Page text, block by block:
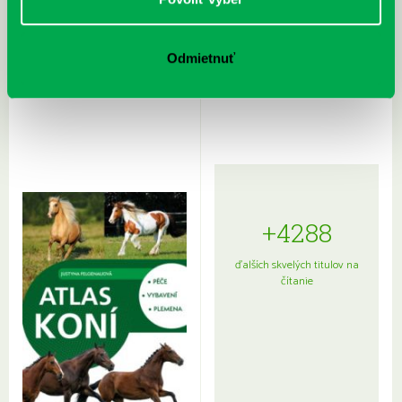
Odmietnuť
Rudź, Przemyslaw: Atlas hviezd:
Hardy, Paula: Japonsko na tanieri:
+4288
ďalších skvelých titulov na
čítanie